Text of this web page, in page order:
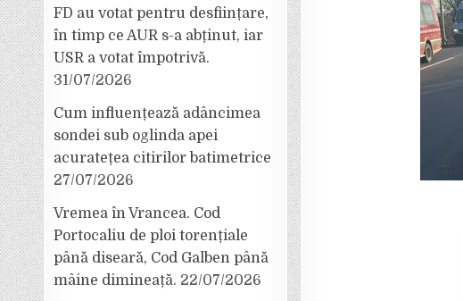
FD au votat pentru desființare,
în timp ce AUR s-a abținut, iar
USR a votat împotrivă.
31/07/2026
Cum influențează adâncimea
sondei sub oglinda apei
acuratețea citirilor batimetrice
27/07/2026
Vremea în Vrancea. Cod
Portocaliu de ploi torențiale
până diseară, Cod Galben până
mâine dimineață. 22/07/2026